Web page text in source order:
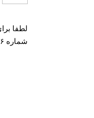
لطفا
شماره ۰۳۱۴۶۳۶ تماس بگیرید